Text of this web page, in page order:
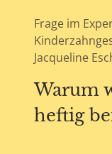
Frage im
Jacqueline
Warum
heftig